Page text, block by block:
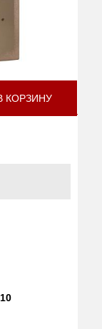
КОРЗИНУ